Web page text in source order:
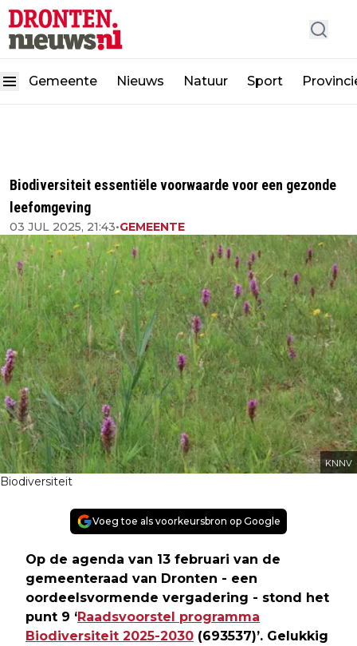
Gemeente Nieuws Natuur Sport
Biodiversiteit essentiële voorwaarde voor een gezonde
leefomgeving
03 JUL 2025, 21:43•GEMEENTE
KNNV
Biodiversiteit
Voeg toe als voorkeursbron op Google
Op de agenda van 13 februari van de
gemeenteraad van Dronten - een
oordeelsvormende vergadering - stond het
punt 9 ‘Raadsvoorstel programma
Biodiversiteit 2025-2030 (693537)’. Gelukkig